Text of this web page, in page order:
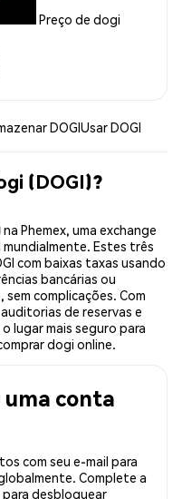
Preço de dogi
DOGIUsar DOGI
(DOGI)?
Phemex, uma exchange
Estes três
com baixas taxas usando
bancárias ou
complicações. Com
de reservas e
lugar mais seguro para
dogi online.
uma conta
com seu e-mail para
Complete a
desbloquear